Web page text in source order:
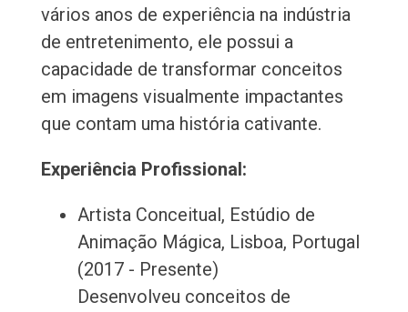
vários anos de experiência na indústria
de entretenimento, ele possui a
capacidade de transformar conceitos
em imagens visualmente impactantes
que contam uma história cativante.
Experiência Profissional:
Artista Conceitual, Estúdio de
Animação Mágica, Lisboa, Portugal
(2017 - Presente)
Desenvolveu conceitos de